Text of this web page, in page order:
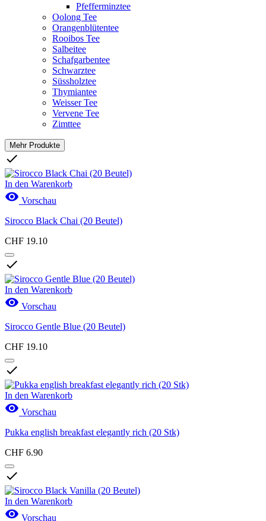
Pfefferminztee
Oolong Tee
Orangenblütentee
Rooibos Tee
Salbeitee
Schafgarbentee
Schwarztee
Süssholztee
Thymiantee
Weisser Tee
Vervene Tee
Zimttee
Clear
Preis
CHF
Marken
Neue Produkte
Neue Produkte
Aktionen
Aktionen
Produkte anzeigen
Mehr Produkte

In den Warenkorb
 Vorschau
Sirocco Black Chai (20 Beutel)
CHF 19.10

In den Warenkorb
 Vorschau
Sirocco Gentle Blue (20 Beutel)
CHF 19.10

In den Warenkorb
 Vorschau
Pukka english breakfast elegantly rich (20 Stk)
CHF 6.90

In den Warenkorb
 Vorschau